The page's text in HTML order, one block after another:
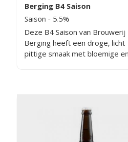
Berging B4 Saison
Saison - 5.5%
Deze B4 Saison van Brouwerij
Berging heeft een droge, licht
pittige smaak met bloemige en